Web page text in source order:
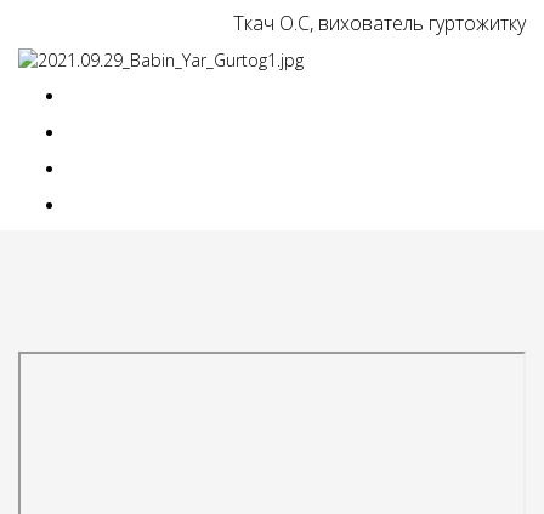
Ткач О.С, вихователь гуртожитку